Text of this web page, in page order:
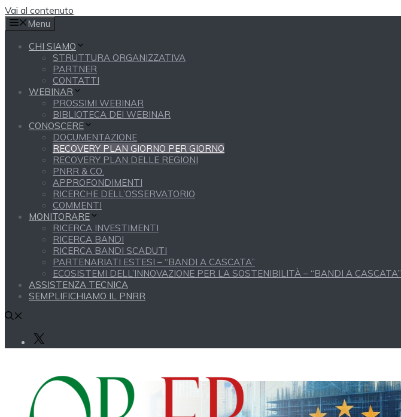
Vai al contenuto
Menu
CHI SIAMO
STRUTTURA ORGANIZZATIVA
PARTNER
CONTATTI
WEBINAR
PROSSIMI WEBINAR
BIBLIOTECA DEI WEBINAR
CONOSCERE
DOCUMENTAZIONE
RECOVERY PLAN GIORNO PER GIORNO
RECOVERY PLAN DELLE REGIONI
PNRR & CO.
APPROFONDIMENTI
RICERCHE DELL’OSSERVATORIO
COMMENTI
MONITORARE
RICERCA INVESTIMENTI
RICERCA BANDI
RICERCA BANDI SCADUTI
PARTENARIATI ESTESI – “BANDI A CASCATA”
ECOSISTEMI DELL’INNOVAZIONE PER LA SOSTENIBILITÀ – “BANDI A CASCATA”
ASSISTENZA TECNICA
SEMPLIFICHIAMO IL PNRR